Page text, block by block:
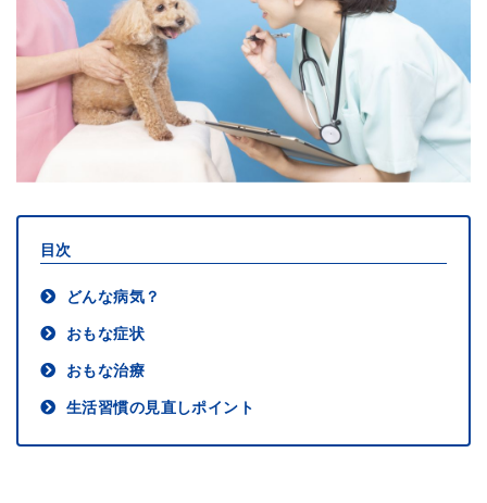
目次
どんな病気？
おもな症状
おもな治療
生活習慣の見直しポイント